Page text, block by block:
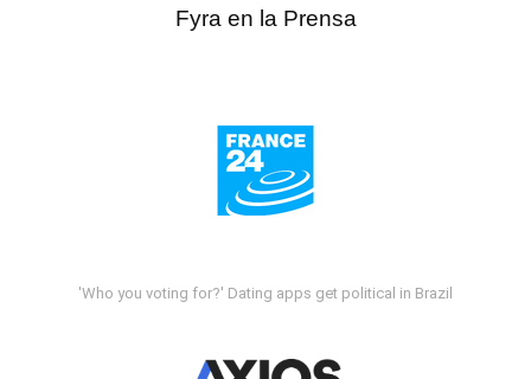
Fyra en la Prensa
'Who you voting for?' Dating apps get political in Brazil